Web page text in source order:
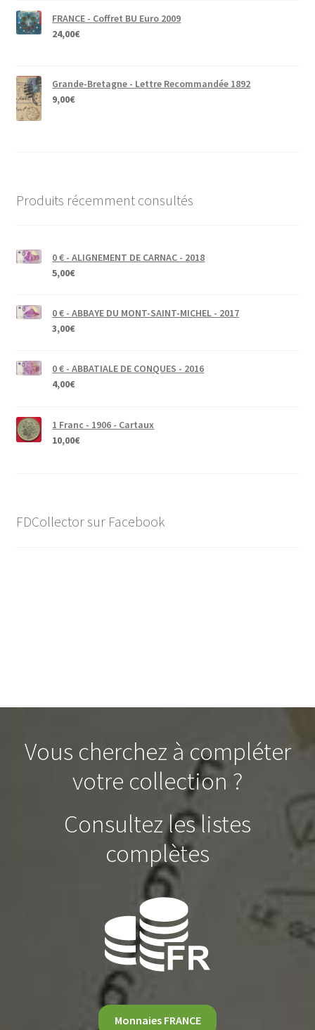
FRANCE - Coffret BU Euro 2009
24,00€
Grande-Bretagne - Lettre Recommandée 1892
9,00€
Produits récemment consultés
0 € - ALIGNEMENT DE CARNAC - 2018
5,00€
0 € - ABBAYE DU MONT-SAINT-MICHEL - 2017
3,00€
0 € - ABBATIALE DE CONQUES - 2016
4,00€
1 Franc - 1906 - Cartaux
10,00€
FDCollector sur Facebook
Vous cherchez à compléter
votre collection ?
Consultez les listes
complètes
Monnaies FRANCE